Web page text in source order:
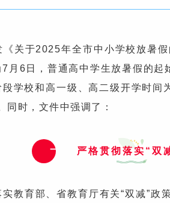
关于2025年全市中小学校放暑
7月6日，普通高中学生放暑假的
学校和高一级、高二级开学时间
时，文件中强调了：
一 严格贯彻落实“双
教育部、省教育厅有关“双减”政